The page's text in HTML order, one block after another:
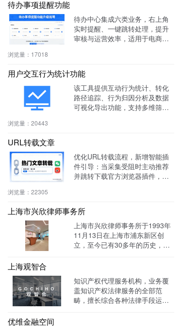
待办事项提醒功能
待办中心集成六类业务，右上角
实时提醒、一键跳转处理，提升
审核与运营效率，适用于电商、
浏览量： 17018
用户交互行为统计功能
该工具提供互动行为统计、转化
路径追踪、行为归因分析及数据
可视化导出功能，支持多维筛选
浏览量： 20443
URL转载文章
优化URL转载流程，新增智能插
件引导：当采集受阻时主动推荐
并跳转下载官方浏览器插件，有
浏览量： 22305
上海市兴欣律师事务所
上海市兴欣律师事务所于1993年
11月13日在上海市浦东新区创
立，至今已有30多年的历史，致
上海观智合
知识产权代理服务机构，业务覆
盖知识产权法律服务的全部范
畴，擅长综合各种法律手段运作
优维金融空间